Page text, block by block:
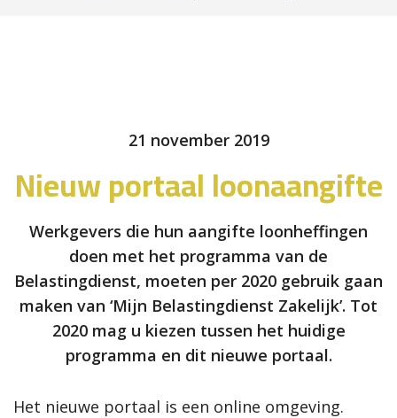
21 november 2019
Nieuw portaal loonaangifte
Werkgevers die hun aangifte loonheffingen
doen met het programma van de
Belastingdienst, moeten per 2020 gebruik gaan
maken van ‘Mijn Belastingdienst Zakelijk’. Tot
2020 mag u kiezen tussen het huidige
programma en dit nieuwe portaal.
Het nieuwe portaal is een online omgeving.